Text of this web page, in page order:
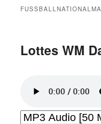
Lottes WM